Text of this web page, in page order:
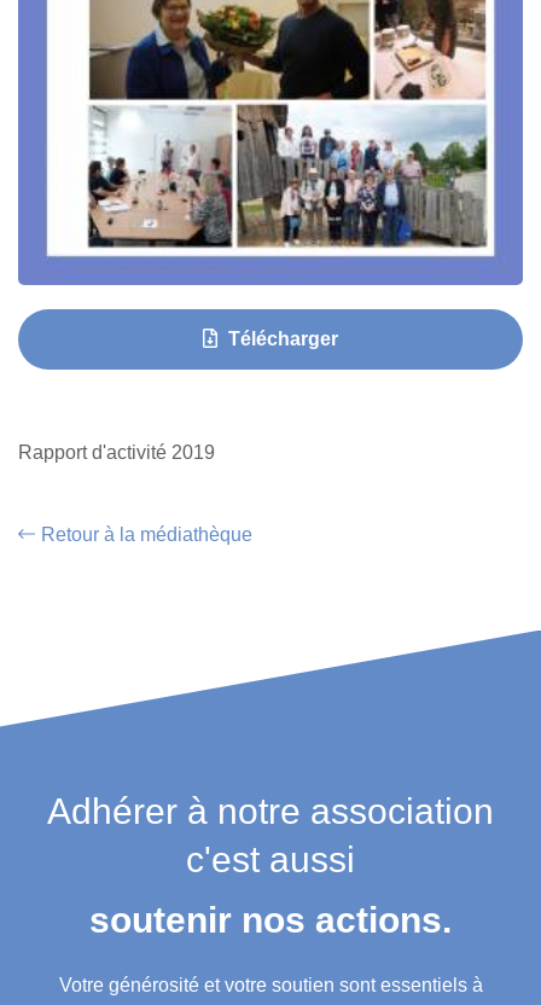
Télécharger
Rapport d'activité 2019
Retour à la médiathèque
Adhérer à notre association
c'est aussi
soutenir nos actions.
Votre générosité et votre soutien sont essentiels à